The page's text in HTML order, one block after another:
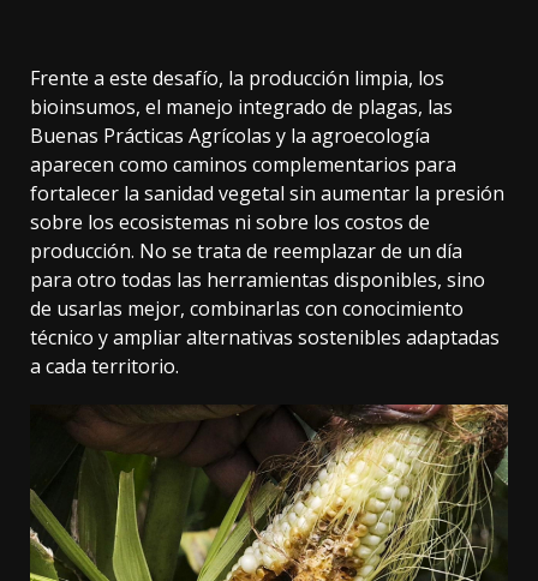
Frente a este desafío, la producción limpia, los
bioinsumos, el manejo integrado de plagas, las
Buenas Prácticas Agrícolas y la agroecología
aparecen como caminos complementarios para
fortalecer la sanidad vegetal sin aumentar la presión
sobre los ecosistemas ni sobre los costos de
producción. No se trata de reemplazar de un día
para otro todas las herramientas disponibles, sino
de usarlas mejor, combinarlas con conocimiento
técnico y ampliar alternativas sostenibles adaptadas
a cada territorio.